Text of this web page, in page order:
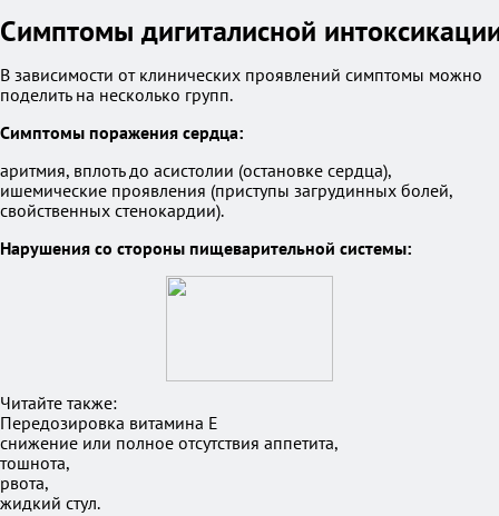
Симптомы дигиталисной
В зависимости от клинических проявлений симптомы можно
поделить на несколько групп.
Симптомы поражения сердца:
аритмия, вплоть до асистолии (остановке сердца),
ишемические проявления (приступы загрудинных болей,
свойственных стенокардии).
Нарушения со стороны пищеварительной системы:
Читайте также:
Передозировка витамина E
снижение или полное отсутствия аппетита,
тошнота,
рвота,
жидкий стул.